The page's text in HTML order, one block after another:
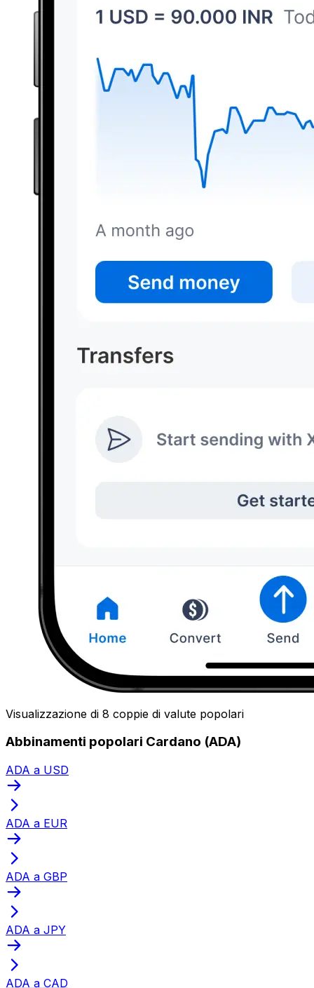
Visualizzazione di 8 coppie di valute popolari
Abbinamenti popolari Cardano (ADA)
ADA a USD
ADA a EUR
ADA a GBP
ADA a JPY
ADA a CAD